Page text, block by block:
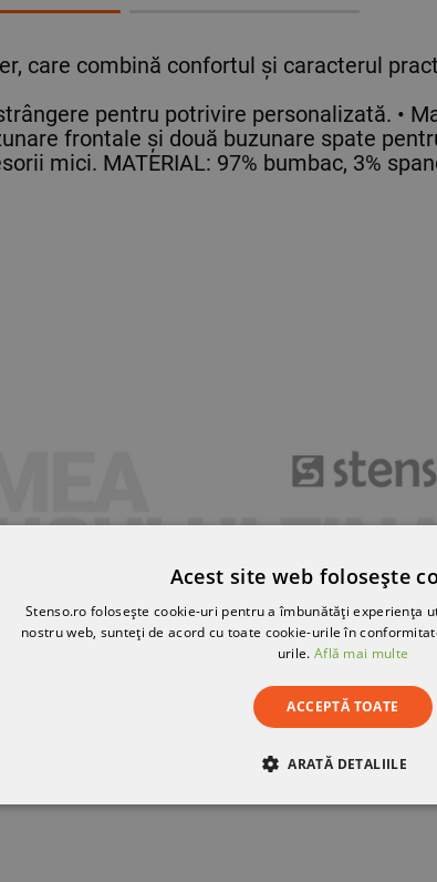
care combină confortul și caracterul
pentru potrivire personalizată. •
frontale și două buzunare spate
mici. MATERIAL: 97% bumbac, 3%
Acest site web folosește
Stenso.ro folosește cookie-uri pentru a îmbunătăți experiența
nostru web, sunteți de acord cu toate cookie-urile în
urile. Află mai multe
ACCEPTĂ TOATE
ARATĂ DETALIILE
NECESARE DE PERFORMANȚĂ DE